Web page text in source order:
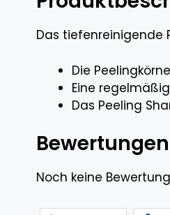
Das tiefenreinigende
Die
Eine
Das Peeling
Bewertungen
Noch keine